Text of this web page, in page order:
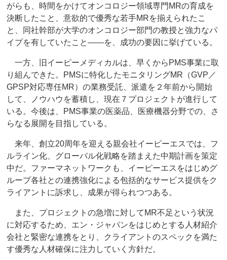
がらも、時間をかけてオンコロジー領域専門MRの育成を
決断したこと、意欲的で優秀な若手MRを揃えられたこ
と、同社幹部が大学のオンコロジー部門の教授と強力なパ
イプを有していたこと――を、成功の要因に挙げている。
一方、旧イーピーメディカルは、早くからPMS事業に取
り組んできた。PMSに特化したモニタリングMR（GVP／
GPSP対応専任MR）の業務受託、派遣を２年前から開始
して、ノウハウを蓄積し、現在７プロジェクトが進行して
いる。今後は、PMS事業の医薬品、医療機器分野での、さ
らなる展開を目指している。
来年、創立20周年を迎える親会社イーピーエスでは、フ
ルライン化、グローバル化戦略を踏まえた中期計画を策定
中だ。ファーマネットワークも、イーピーエスをはじめグ
ループ各社との連携強化による包括的なサービス提供をク
ライアントに訴求し、成果が得られつつある。
また、プロジェクトの急増に対してMR不足という状況
に対応するため、エン・ジャパンをはじめとする人材紹介
会社と緊密な連携をとり、クライアントのスペックを満た
す優秀な人材確保に注力していく方針だ。